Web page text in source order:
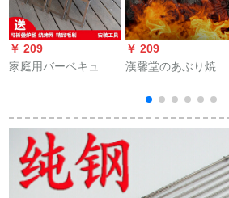
￥ 209
家庭用バーベキュー
のバーベキュー道具
セット60*18厚カード
スロットオーブン+景
品
￥ 209
漢馨堂のあぶり焼き
高温の果実の炭を詰
めて家庭用の焼き肉